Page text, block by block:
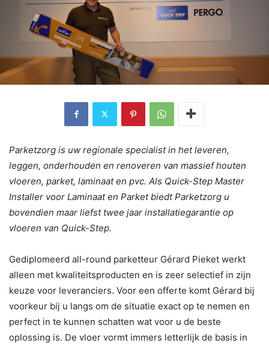
Parketzorg is uw regionale specialist in het leveren,
leggen, onderhouden en renoveren van massief houten
vloeren, parket, laminaat en pvc. Als Quick-Step Master
Installer voor Laminaat en Parket biedt Parketzorg u
bovendien maar liefst twee jaar installatiegarantie op
vloeren van Quick-Step.
Gediplomeerd all-round parketteur Gérard Pieket werkt
alleen met kwaliteitsproducten en is zeer selectief in zijn
keuze voor leveranciers. Voor een offerte komt Gérard bij
voorkeur bij u langs om de situatie exact op te nemen en
perfect in te kunnen schatten wat voor u de beste
oplossing is. De vloer vormt immers letterlijk de basis in